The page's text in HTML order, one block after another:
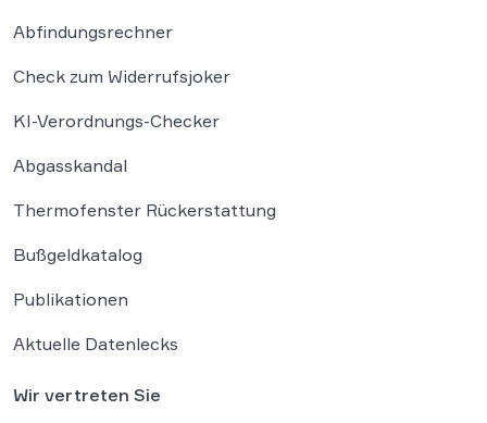
Abfindungsrechner
Check zum Widerrufsjoker
KI-Verordnungs-Checker
Abgasskandal
Thermofenster Rückerstattung
Bußgeldkatalog
Publikationen
Aktuelle Datenlecks
Wir vertreten Sie